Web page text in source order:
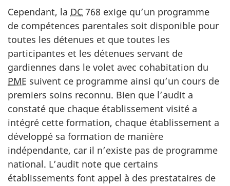
Cependant, la DC 768 exige qu’un programme
de compétences parentales soit disponible pour
toutes les détenues et que toutes les
participantes et les détenues servant de
gardiennes dans le volet avec cohabitation du
PME suivent ce programme ainsi qu’un cours de
premiers soins reconnu. Bien que l’audit a
constaté que chaque établissement visité a
intégré cette formation, chaque établissement a
développé sa formation de manière
indépendante, car il n’existe pas de programme
national. L’audit note que certains
établissements font appel à des prestataires de